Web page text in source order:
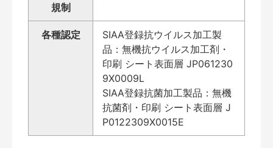
規制
各種認定
SIAA登録抗ウイルス加工製
品：無機抗ウイルス加工剤・
印刷 シート表面層 JP061230
9X0009L
SIAA登録抗菌加工製品：無機
抗菌剤・印刷 シート表面層 J
P0122309X0015E